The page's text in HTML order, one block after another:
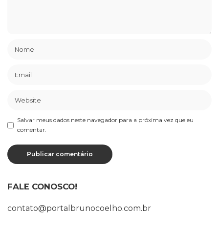
Salvar meus dados neste navegador para a próxima vez que eu
comentar.
FALE CONOSCO!
contato@portalbrunocoelho.com.br